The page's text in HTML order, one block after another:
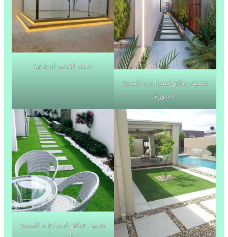
تنسيق حدائق استراحات المدينة
المنورة
أسعار الغرف الزجاجية
تنسيق حدائق استراحات المدينة